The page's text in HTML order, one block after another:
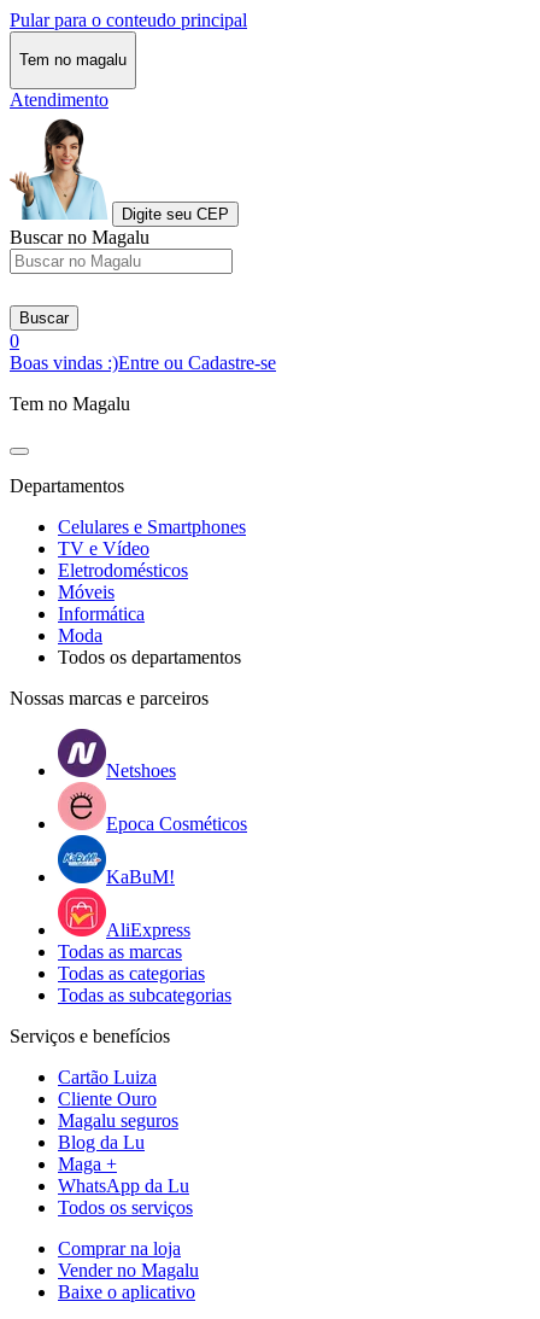
Pular para o conteudo principal
Tem no magalu
Atendimento
Digite seu CEP
Buscar no Magalu
Buscar
0
Boas vindas :)Entre ou Cadastre-se
Tem no Magalu
Departamentos
Celulares e Smartphones
TV e Vídeo
Eletrodomésticos
Móveis
Informática
Moda
Todos os departamentos
Nossas marcas e parceiros
Netshoes
Epoca Cosméticos
KaBuM!
AliExpress
Todas as marcas
Todas as categorias
Todas as subcategorias
Serviços e benefícios
Cartão Luiza
Cliente Ouro
Magalu seguros
Blog da Lu
Maga +
WhatsApp da Lu
Todos os serviços
Comprar na loja
Vender no Magalu
Baixe o aplicativo